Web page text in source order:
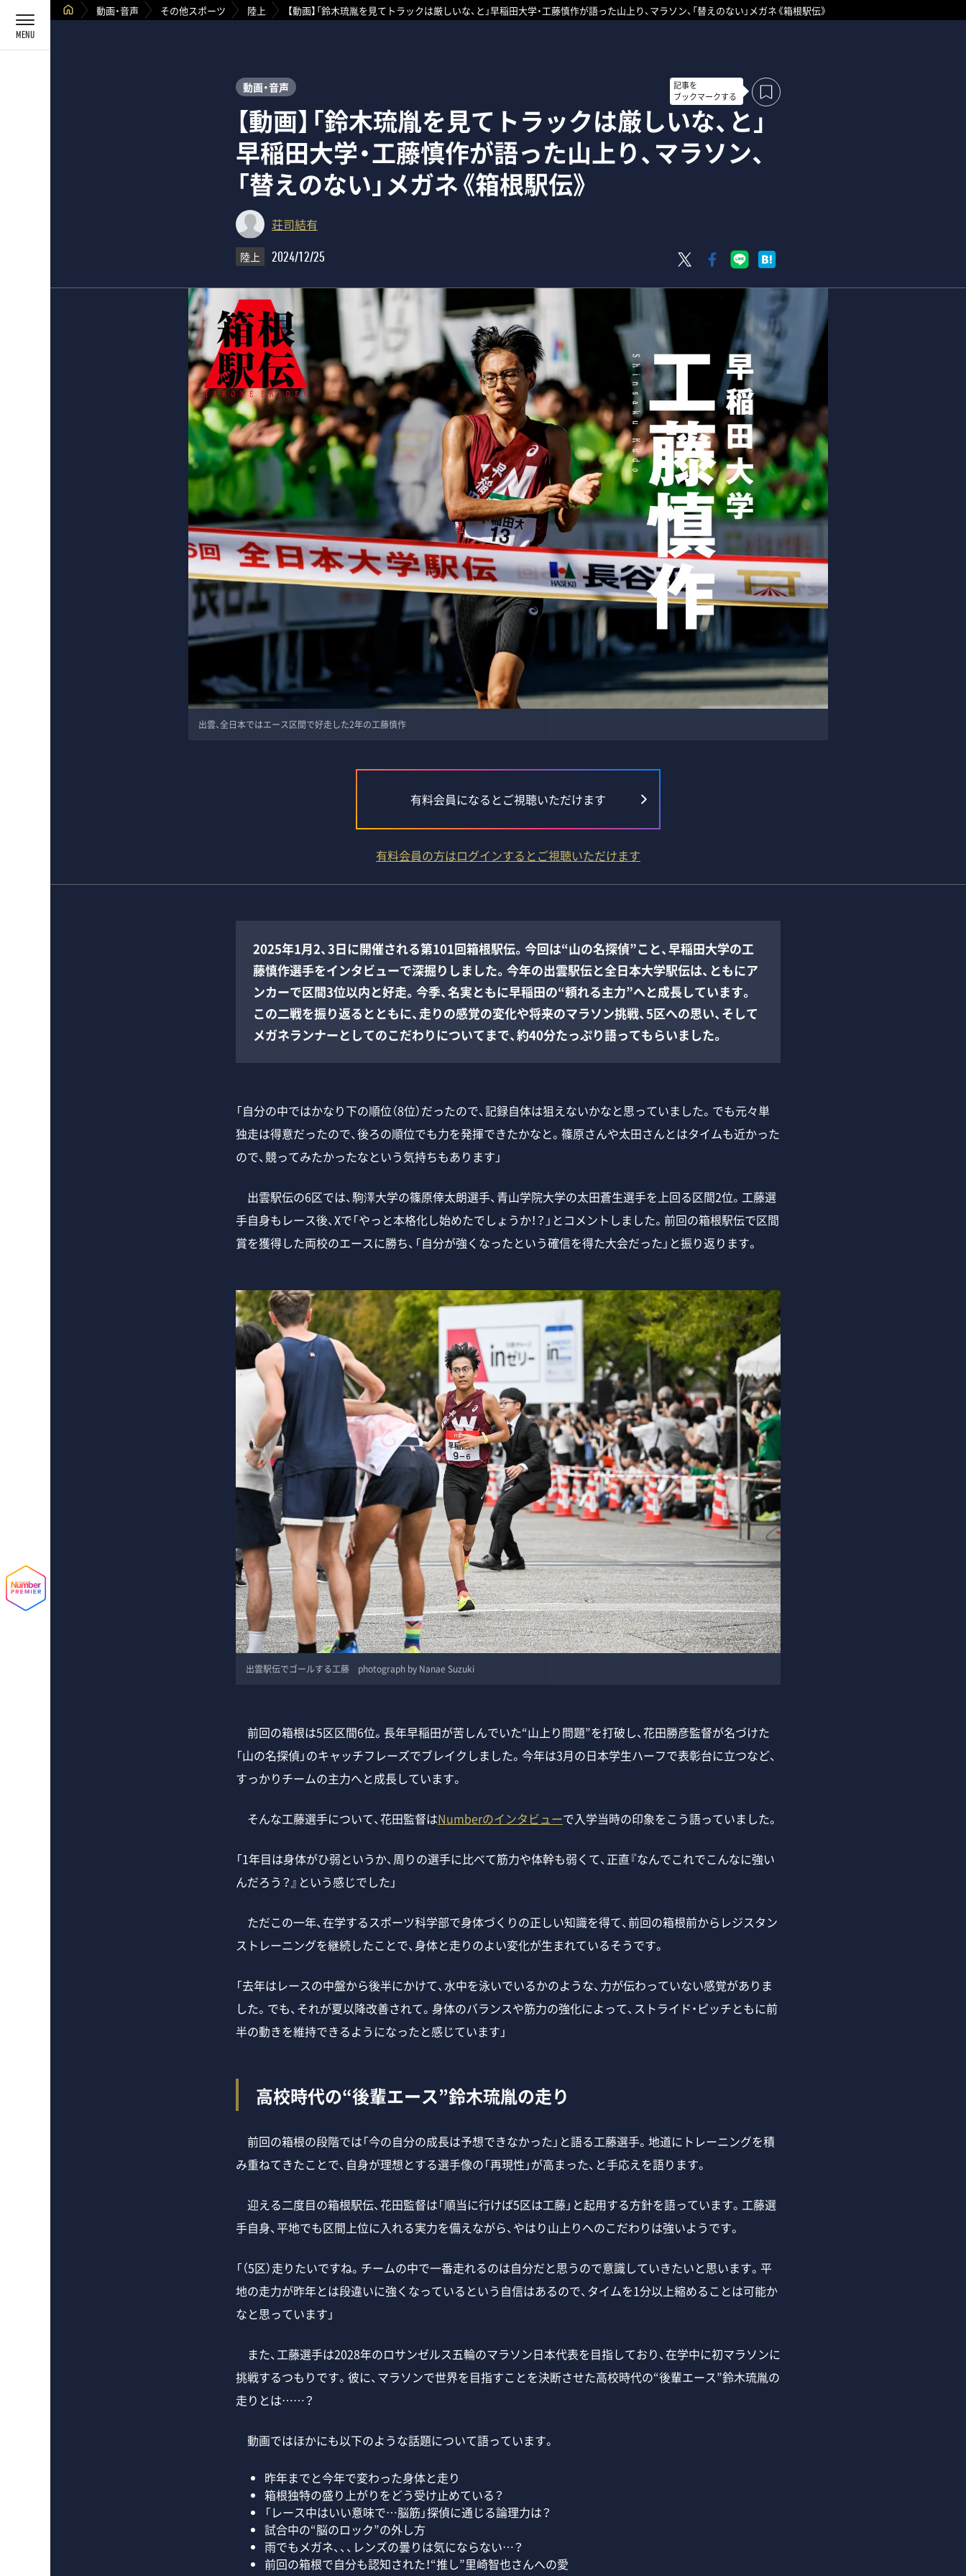
動画・音声 その他スポーツ 陸上 【動画】「鈴木琉胤を見てトラックは厳しいな、と」早稲田大学・工藤慎作が語った山上り、マラソン、「替えのない」メガネ《箱根駅伝》
動画・音声
記事を
ブックマークする
【動画】「鈴木琉胤を見てトラックは厳しいな、と」
早稲田大学・工藤慎作が語った山上り、マラソン、
「替えのない」メガネ《箱根駅伝》
荘司結有
陸上 2024/12/25
出雲、全日本ではエース区間で好走した2年の工藤慎作
有料会員になるとご視聴いただけます
有料会員の方はログインするとご視聴いただけます
2025年1月2、3日に開催される第101回箱根駅伝。今回は“山の名探偵”こと、早稲田大学の工
藤慎作選手をインタビューで深掘りしました。今年の出雲駅伝と全日本大学駅伝は、ともにア
ンカーで区間3位以内と好走。今季、名実ともに早稲田の“頼れる主力”へと成長しています。
この二戦を振り返るとともに、走りの感覚の変化や将来のマラソン挑戦、5区への思い、そして
メガネランナーとしてのこだわりについてまで、約40分たっぷり語ってもらいました。
「自分の中ではかなり下の順位（8位）だったので、記録自体は狙えないかなと思っていました。でも元々単
独走は得意だったので、後ろの順位でも力を発揮できたかなと。篠原さんや太田さんとはタイムも近かった
ので、競ってみたかったなという気持ちもあります」
出雲駅伝の6区では、駒澤大学の篠原倖太朗選手、青山学院大学の太田蒼生選手を上回る区間2位。工藤選
手自身もレース後、Xで「やっと本格化し始めたでしょうか！？」とコメントしました。前回の箱根駅伝で区間
賞を獲得した両校のエースに勝ち、「自分が強くなったという確信を得た大会だった」と振り返ります。
出雲駅伝でゴールする工藤 photograph by Nanae Suzuki
前回の箱根は5区区間6位。長年早稲田が苦しんでいた“山上り問題”を打破し、花田勝彦監督が名づけた
「山の名探偵」のキャッチフレーズでブレイクしました。今年は3月の日本学生ハーフで表彰台に立つなど、
すっかりチームの主力へと成長しています。
そんな工藤選手について、花田監督はNumberのインタビューで入学当時の印象をこう語っていました。
「1年目は身体がひ弱というか、周りの選手に比べて筋力や体幹も弱くて、正直『なんでこれでこんなに強い
んだろう？』という感じでした」
ただこの一年、在学するスポーツ科学部で身体づくりの正しい知識を得て、前回の箱根前からレジスタン
ストレーニングを継続したことで、身体と走りのよい変化が生まれているそうです。
「去年はレースの中盤から後半にかけて、水中を泳いでいるかのような、力が伝わっていない感覚がありま
した。でも、それが夏以降改善されて。身体のバランスや筋力の強化によって、ストライド・ピッチともに前
半の動きを維持できるようになったと感じています」
高校時代の“後輩エース”鈴木琉胤の走り
前回の箱根の段階では「今の自分の成長は予想できなかった」と語る工藤選手。地道にトレーニングを積
み重ねてきたことで、自身が理想とする選手像の「再現性」が高まった、と手応えを語ります。
迎える二度目の箱根駅伝、花田監督は「順当に行けば5区は工藤」と起用する方針を語っています。工藤選
手自身、平地でも区間上位に入れる実力を備えながら、やはり山上りへのこだわりは強いようです。
「（5区）走りたいですね。チームの中で一番走れるのは自分だと思うので意識していきたいと思います。平
地の走力が昨年とは段違いに強くなっているという自信はあるので、タイムを1分以上縮めることは可能か
なと思っています」
また、工藤選手は2028年のロサンゼルス五輪のマラソン日本代表を目指しており、在学中に初マラソンに
挑戦するつもりです。彼に、マラソンで世界を目指すことを決断させた高校時代の“後輩エース”鈴木琉胤の
走りとは……？
動画ではほかにも以下のような話題について語っています。
昨年までと今年で変わった身体と走り
箱根独特の盛り上がりをどう受け止めている？
「レース中はいい意味で…脳筋」探偵に通じる論理力は？
試合中の“脳のロック”の外し方
雨でもメガネ、、、レンズの曇りは気にならない…？
前回の箱根で自分も認知された！“推し”里崎智也さんへの愛